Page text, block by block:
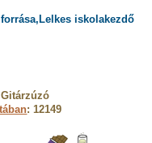
iskolakezdő
: 12149